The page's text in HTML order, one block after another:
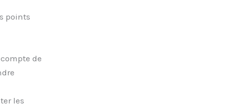
points
de
les